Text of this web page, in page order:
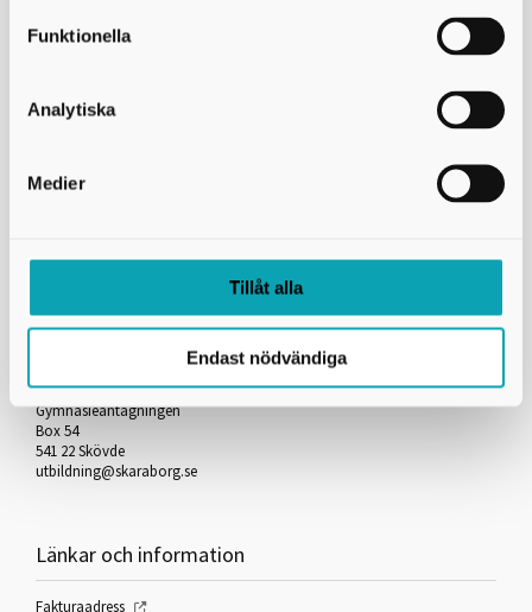
Funktionella
Analytiska
Medier
Tillåt alla
Endast nödvändiga
Kontakta oss
Skaraborgs Kommunalförbund
Gymnasieantagningen
Box 54
541 22 Skövde
utbildning@skaraborg.se
Länkar och information
Fakturaadress